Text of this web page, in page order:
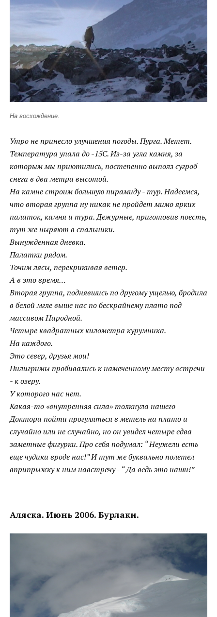
На восхождение.
Утро не принесло улучшения погоды. Пурга. Метет.
Температура упала до -15С. Из-за угла камня, за
которым мы приютились, постепенно выполз сугроб
снега в два метра высотой.
На камне строим большую пирамиду - тур. Надеемся,
что вторая группа ну никак не пройдет мимо ярких
палаток, камня и тура. Дежурные, приготовив поесть,
тут же ныряют в спальники.
Вынужденная дневка.
Палатки рядом.
Точим лясы, перекрикивая ветер.
А в это время…
Вторая группа, поднявшись по другому ущелью, бродила
в белой мгле выше нас по бескрайнему плато под
массивом Народной.
Четыре квадратных километра курумника.
На каждого.
Это север, друзья мои!
Пилигримы пробивались к намеченному месту встречи
- к озеру.
У которого нас нет.
Какая-то «внутренняя сила» толкнула нашего
Доктора пойти прогуляться в метель на плато и
случайно или не случайно, но он увидел четыре едва
заметные фигурки. Про себя подумал: “ Неужели есть
еще чудики вроде нас!” И тут же буквально полетел
вприпрыжку к ним навстречу - “ Да ведь это наши!”
Аляска. Июнь 2006. Бурлаки.